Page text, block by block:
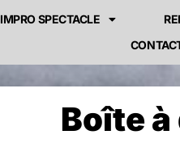
IMPRO SPECTACLE
Boîte à